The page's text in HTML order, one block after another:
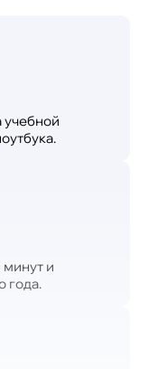
минут и
года.